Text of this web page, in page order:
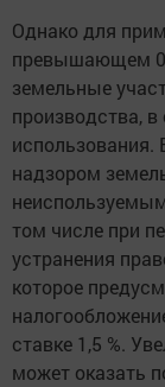
Однако для
превышающем
земельные
производства,
надзором
том числе при
устранения
которое
ставке 1,5 %.
может оказать